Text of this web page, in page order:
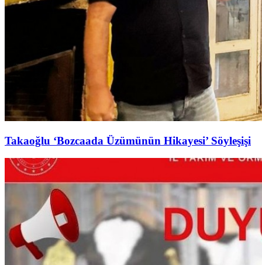
Takaoğlu ‘Bozcaada Üzümünün Hikayesi’ Söyleşişi